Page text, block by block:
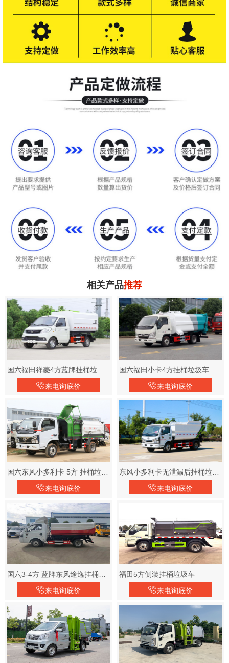
相关产品推荐
来电询底价
国六福田小卡4方挂桶垃圾车
来电询底价
来电询底价
来电询底价
来电询底价
福田5方侧装挂桶垃圾车
来电询底价